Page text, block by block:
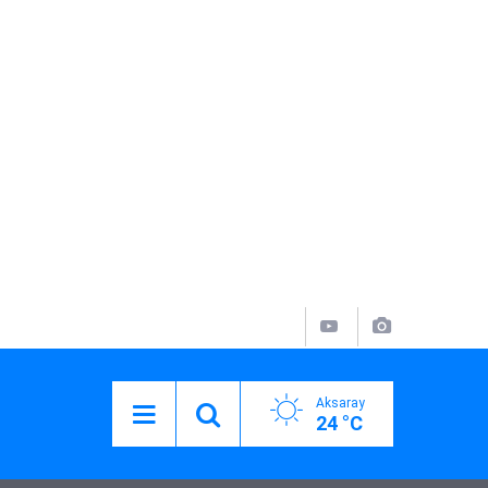
Aksaray
24 °C